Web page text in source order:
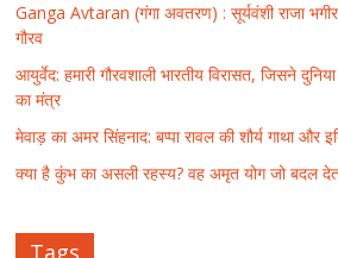
Ganga Avtaran (गंगा अवतरण) : सूर्यवंशी राजा
गौरव
आयुर्वेद: हमारी गौरवशाली भारतीय विरासत, जिसने
का मंत्र
मेवाड़ का अमर सिंहनाद: बप्पा रावल की शौर्य गाथा और
क्या है कुंभ का असली रहस्य? वह अमृत योग जो बदल
Tags